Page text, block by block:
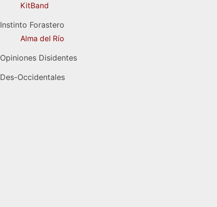
KitBand
Instinto Forastero
Alma del Río
Opiniones Disidentes
Des-Occidentales